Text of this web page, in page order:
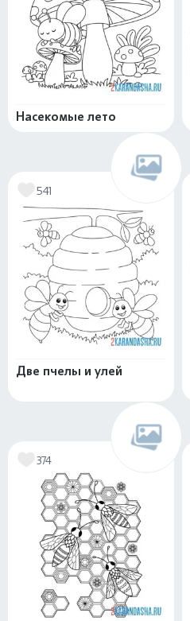
Насекомые лето
541
Две пчелы и улей
374